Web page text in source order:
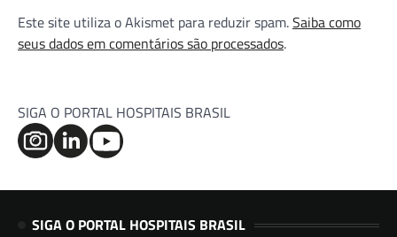
Este site utiliza o Akismet para reduzir spam.Saiba como
seus dados em comentários são processados.
SIGA O PORTAL HOSPITAIS BRASIL
SIGA O PORTAL HOSPITAIS BRASIL